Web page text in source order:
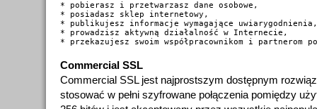
* pobierasz i przetwarzasz dane osobowe,
* posiadasz sklep internetowy,
* publikujesz informacje wymagające uwiarygodnienia,
* prowadzisz aktywną działalność w Internecie,
Commercial SSL
Commercial SSL jest najprostszym dostępnym
stosować w pełni szyfrowane połączenia pomiędzy